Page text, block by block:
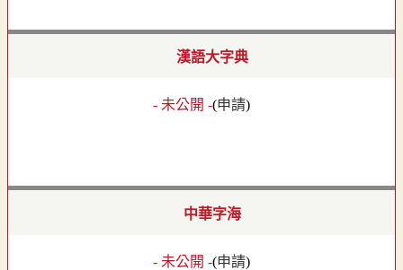
漢語大字典
- 未公開 -(申請)
中華字海
- 未公開 -(申請)